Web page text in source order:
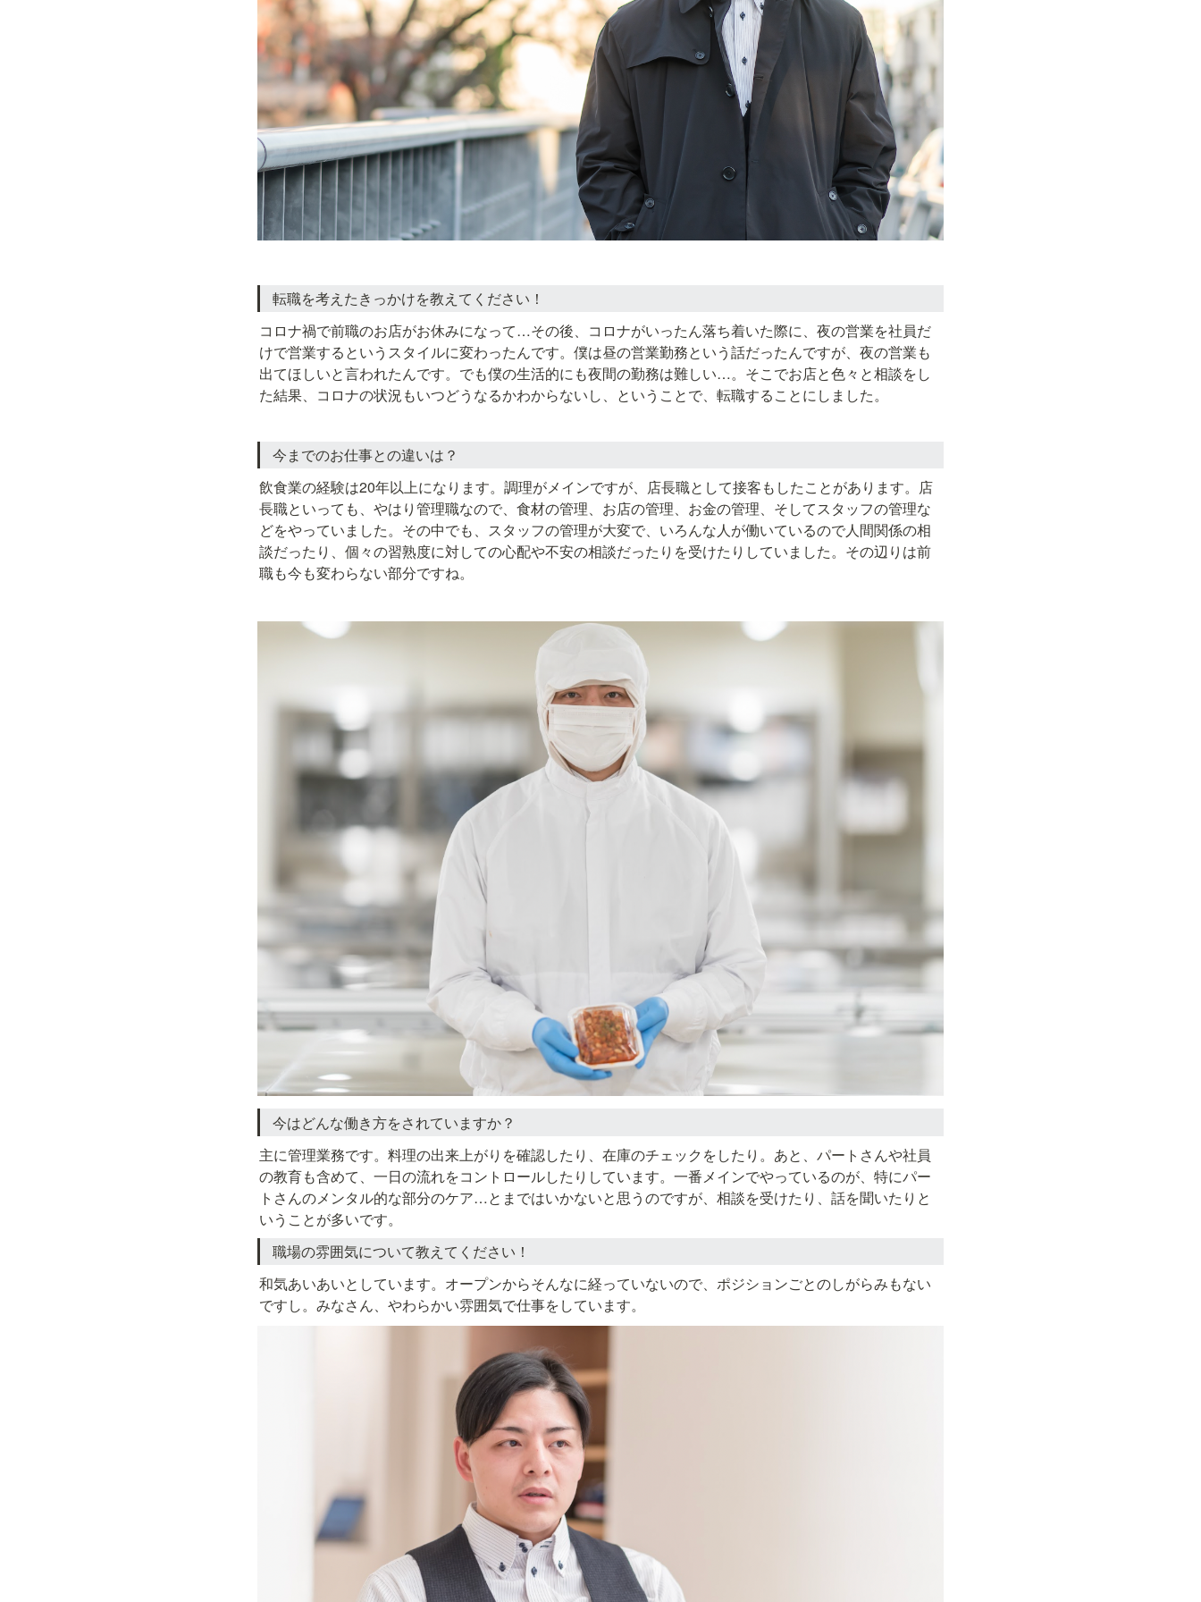
転職を考えたきっかけを教えてください！
コロナ禍で前職のお店がお休みになって…その後、コロナがいったん落ち着いた際に、夜の営業を社員だ
けで営業するというスタイルに変わったんです。僕は昼の営業勤務という話だったんですが、夜の営業も
出てほしいと言われたんです。でも僕の生活的にも夜間の勤務は難しい…。そこでお店と色々と相談をし
た結果、コロナの状況もいつどうなるかわからないし、ということで、転職することにしました。
今までのお仕事との違いは？
飲食業の経験は20年以上になります。調理がメインですが、店長職として接客もしたことがあります。店
長職といっても、やはり管理職なので、食材の管理、お店の管理、お金の管理、そしてスタッフの管理な
どをやっていました。その中でも、スタッフの管理が大変で、いろんな人が働いているので人間関係の相
談だったり、個々の習熟度に対しての心配や不安の相談だったりを受けたりしていました。その辺りは前
職も今も変わらない部分ですね。
今はどんな働き方をされていますか？
主に管理業務です。料理の出来上がりを確認したり、在庫のチェックをしたり。あと、パートさんや社員
の教育も含めて、一日の流れをコントロールしたりしています。一番メインでやっているのが、特にパー
トさんのメンタル的な部分のケア…とまではいかないと思うのですが、相談を受けたり、話を聞いたりと
いうことが多いです。
職場の雰囲気について教えてください！
和気あいあいとしています。オープンからそんなに経っていないので、ポジションごとのしがらみもない
ですし。みなさん、やわらかい雰囲気で仕事をしています。